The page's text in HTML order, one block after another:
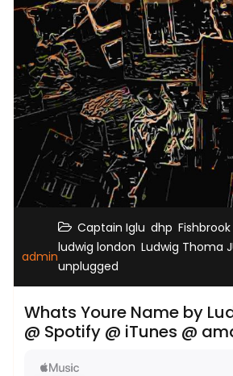
admin
Captain Iglu dhp Fishbrook
ludwig london Ludwig Thoma
unplugged
Whats Youre Name by
@ Spotify @ iTunes @